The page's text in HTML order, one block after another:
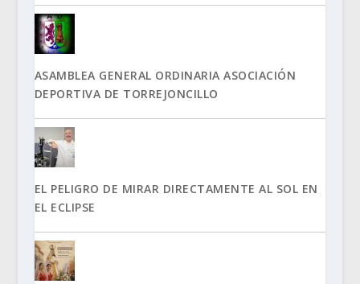
ASAMBLEA GENERAL ORDINARIA ASOCIACIÓN
DEPORTIVA DE TORREJONCILLO
EL PELIGRO DE MIRAR DIRECTAMENTE AL SOL EN
EL ECLIPSE